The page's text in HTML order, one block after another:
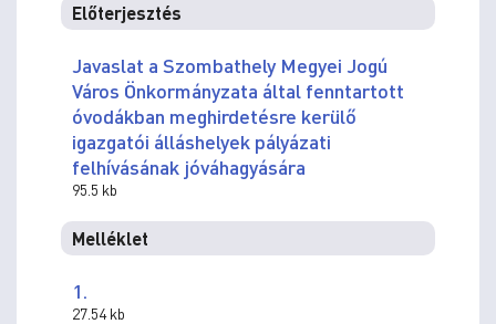
Előterjesztés
Javaslat a Szombathely Megyei Jogú
Város Önkormányzata által fenntartott
óvodákban meghirdetésre kerülő
igazgatói álláshelyek pályázati
felhívásának jóváhagyására
95.5 kb
Melléklet
1.
27.54 kb